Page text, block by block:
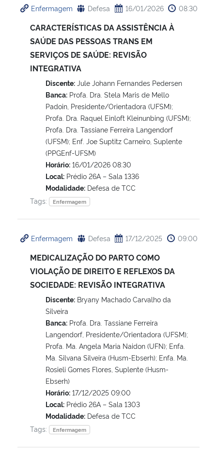
Enfermagem Defesa 16/01/2026 08:30
CARACTERÍSTICAS DA ASSISTÊNCIA À
SAÚDE DAS PESSOAS TRANS EM
SERVIÇOS DE SAÚDE: REVISÃO
INTEGRATIVA
Discente: Jule Johann Fernandes Pedersen
Banca: Profa. Dra. Stela Maris de Mello
Padoin, Presidente/Orientadora (UFSM);
Profa. Dra. Raquel Einloft Kleinunbing (UFSM);
Profa. Dra. Tassiane Ferreira Langendorf
(UFSM); Enf. Joe Suptitz Carneiro, Suplente
(PPGEnf-UFSM)
Horário: 16/01/2026 08:30
Local: Prédio 26A – Sala 1336
Modalidade: Defesa de TCC
Tags:
Enfermagem
Enfermagem Defesa 17/12/2025 09:00
MEDICALIZAÇÃO DO PARTO COMO
VIOLAÇÃO DE DIREITO E REFLEXOS DA
SOCIEDADE: REVISÃO INTEGRATIVA
Discente: Bryany Machado Carvalho da
Silveira
Banca: Profa. Dra. Tassiane Ferreira
Langendorf, Presidente/Orientadora (UFSM);
Profa. Ma. Angela Maria Naidon (UFN); Enfa.
Ma. Silvana Silveira (Husm-Ebserh); Enfa. Ma.
Rosieli Gomes Flores, Suplente (Husm-
Ebserh)
Horário: 17/12/2025 09:00
Local: Prédio 26A – Sala 1303
Modalidade: Defesa de TCC
Tags:
Enfermagem